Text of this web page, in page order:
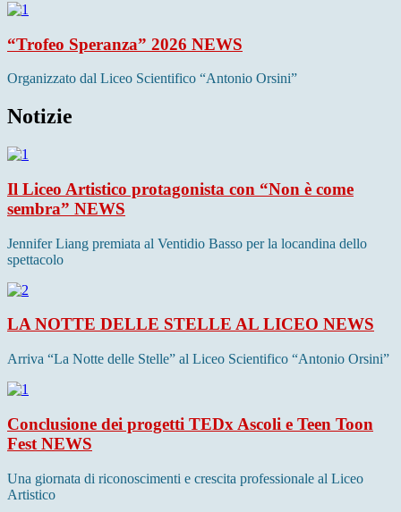
“Trofeo Speranza” 2026 NEWS
Organizzato dal Liceo Scientifico “Antonio Orsini”
Notizie
Il Liceo Artistico protagonista con “Non è come
sembra” NEWS
Jennifer Liang premiata al Ventidio Basso per la locandina dello
spettacolo
LA NOTTE DELLE STELLE AL LICEO NEWS
Arriva “La Notte delle Stelle” al Liceo Scientifico “Antonio Orsini”
Conclusione dei progetti TEDx Ascoli e Teen Toon
Fest NEWS
Una giornata di riconoscimenti e crescita professionale al Liceo
Artistico